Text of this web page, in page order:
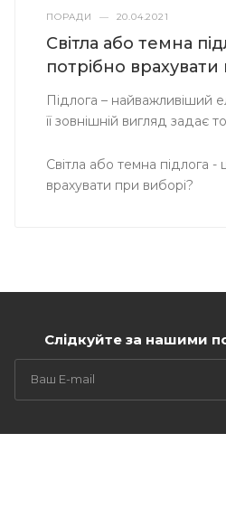
ПОРАДИ — 20.04.2021
Світла або темна
потрібно
Підлога – найважливіший
її зовнішній вигляд задає
Світла або темна підлога -
врахувати при виборі?
Слідкуйте за нашими